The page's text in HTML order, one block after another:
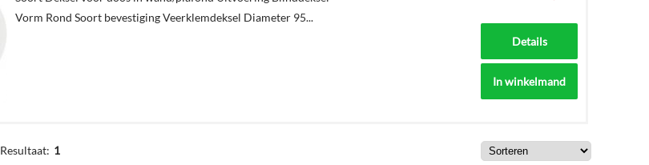
Vorm Rond Soort bevestiging Veerklemdeksel Diameter 95...
Details
In winkelmand
Resultaat: 1